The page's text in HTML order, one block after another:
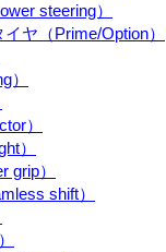
steering）
ヤ（Prime/Option）
）
）
）
grip）
shift）